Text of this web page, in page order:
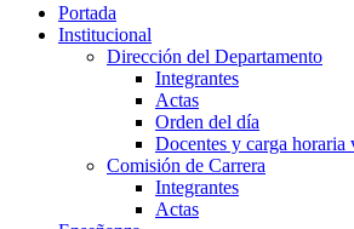
Portada
Institucional
Dirección del Departamento
Integrantes
Actas
Orden del día
Docentes y carga horaria
Comisión de Carrera
Integrantes
Actas